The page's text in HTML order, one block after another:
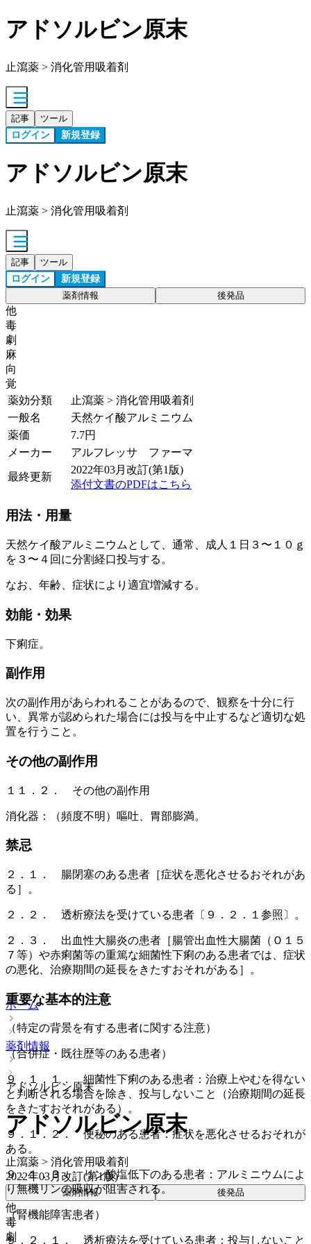
アドソルビン原末
止瀉薬 > 消化管用吸着剤
記事 ツール
ログイン 新規登録
アドソルビン原末
止瀉薬 > 消化管用吸着剤
記事 ツール
ログイン 新規登録
薬剤情報 後発品
他
毒
劇
麻
向
覚
薬効分類
止瀉薬 > 消化管用吸着剤
一般名
天然ケイ酸アルミニウム
薬価
7.7円
メーカー
アルフレッサ ファーマ
最終更新
2022年03月改訂(第1版)
添付文書のPDFはこちら
用法・用量
天然ケイ酸アルミニウムとして、通常、成人１日３〜１０ｇ
を３〜４回に分割経口投与する。
なお、年齢、症状により適宜増減する。
効能・効果
下痢症。
副作用
次の副作用があらわれることがあるので、観察を十分に行
い、異常が認められた場合には投与を中止するなど適切な処
置を行うこと。
その他の副作用
１１．２． その他の副作用
消化器：（頻度不明）嘔吐、胃部膨満。
禁忌
２．１． 腸閉塞のある患者［症状を悪化させるおそれがあ
る］。
２．２． 透析療法を受けている患者〔９．２．１参照〕。
２．３． 出血性大腸炎の患者［腸管出血性大腸菌（Ｏ１５
７等）や赤痢菌等の重篤な細菌性下痢のある患者では、症状
の悪化、治療期間の延長をきたすおそれがある］。
重要な基本的注意
（特定の背景を有する患者に関する注意）
（合併症・既往歴等のある患者）
９．１．１． 細菌性下痢のある患者：治療上やむを得ない
と判断される場合を除き、投与しないこと（治療期間の延長
をきたすおそれがある）。
９．１．２． 便秘のある患者：症状を悪化させるおそれが
ある。
９．１．３． リン酸塩低下のある患者：アルミニウムによ
り無機リンの吸収が阻害される。
（腎機能障害患者）
９．２．１． 透析療法を受けている患者：投与しないこと
ホーム
薬剤情報
アドソルビン原末
アドソルビン原末
止瀉薬 > 消化管用吸着剤
2022年03月改訂(第1版)
薬剤情報 後発品
他
毒
劇